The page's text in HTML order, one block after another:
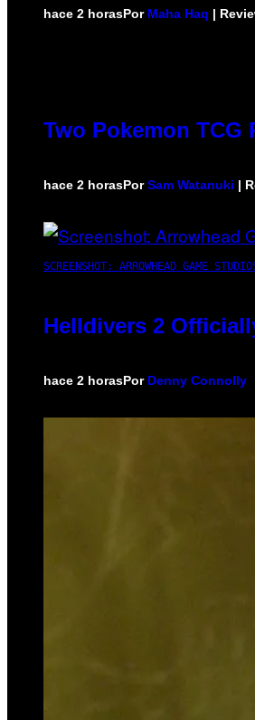
hace 2 horasPor Maha Haq |
Two Pokemon TCG
hace 2 horasPorSam Watanuki |
SCREENSHOT: ARROWHEAD GAME
Helldivers 2
hace 2 horasPor Denny Connolly